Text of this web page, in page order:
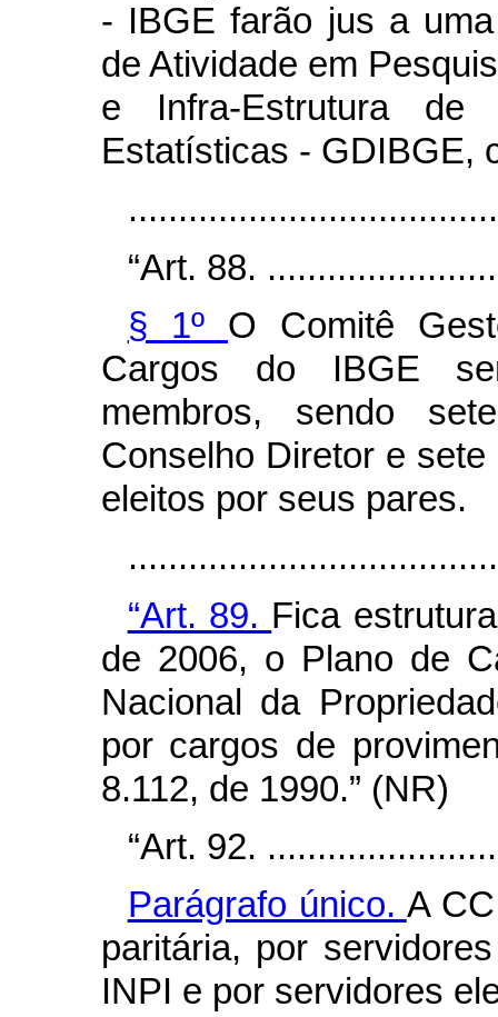
- IBGE farão jus a
de Atividade em
e Infra-Estrutura de
Estatísticas - GDIBGE,
“Art. 88.
§ 1º O Comitê
Cargos do IBGE
membros, sendo
Conselho Diretor e
eleitos por seus pares.
“Art. 89. Fica
de 2006, o Plano de
Nacional da
por cargos de
8.112, de 1990.” (NR)
“Art. 92.
Parágrafo único. A
paritária, por
INPI e por servidores